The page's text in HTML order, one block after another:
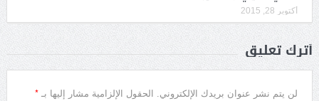
أكتوبر 28, 2015
أترك تعليق
لن يتم نشر عنوان بريدك الإلكتروني. الحقول الإلزامية مشار إليها بـ *